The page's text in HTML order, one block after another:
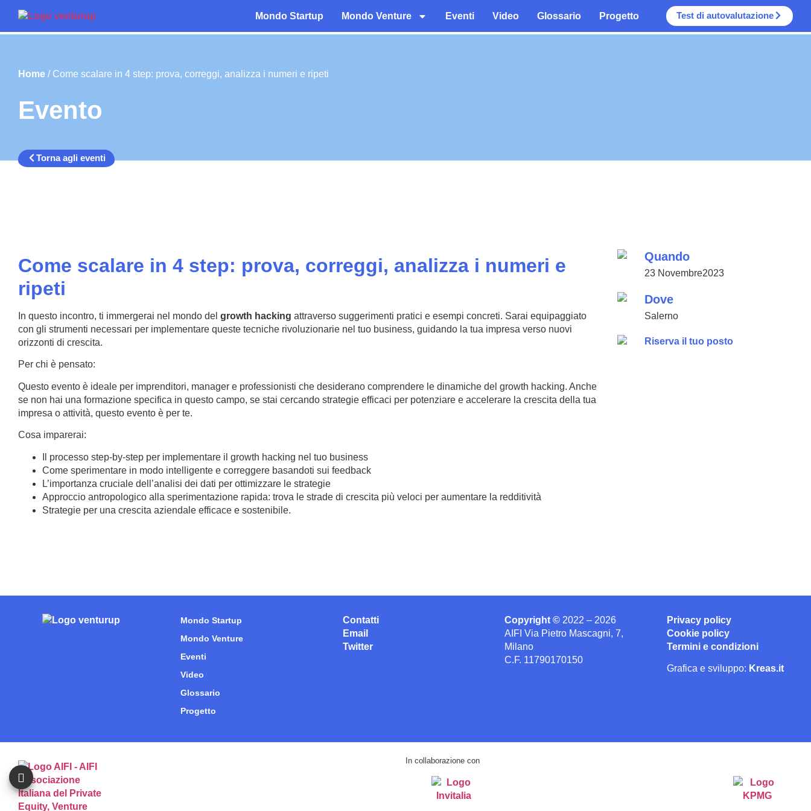
Mondo Startup Mondo Venture Eventi Video Glossario Progetto Test di autovalutazione
Home / Come scalare in 4 step: prova, correggi, analizza i numeri e ripeti
Evento
Torna agli eventi
Come scalare in 4 step: prova, correggi, analizza i numeri e
ripeti
In questo incontro, ti immergerai nel mondo del growth hacking attraverso suggerimenti pratici e esempi concreti. Sarai equipaggiato
con gli strumenti necessari per implementare queste tecniche rivoluzionarie nel tuo business, guidando la tua impresa verso nuovi
orizzonti di crescita.
Per chi è pensato:
Questo evento è ideale per imprenditori, manager e professionisti che desiderano comprendere le dinamiche del growth hacking. Anche
se non hai una formazione specifica in questo campo, se stai cercando strategie efficaci per potenziare e accelerare la crescita della tua
impresa o attività, questo evento è per te.
Cosa imparerai:
Il processo step-by-step per implementare il growth hacking nel tuo business
Come sperimentare in modo intelligente e correggere basandoti sui feedback
L’importanza cruciale dell’analisi dei dati per ottimizzare le strategie
Approccio antropologico alla sperimentazione rapida: trova le strade di crescita più veloci per aumentare la redditività
Strategie per una crescita aziendale efficace e sostenibile.
Quando
23 Novembre2023
Dove
Salerno
Riserva il tuo posto
Mondo Startup
Mondo Venture
Eventi
Video
Glossario
Progetto
Contatti
Email
Twitter
Copyright © 2022 – 2026
AIFI Via Pietro Mascagni, 7,
Milano
C.F. 11790170150
Privacy policy
Cookie policy
Termini e condizioni
Grafica e sviluppo: Kreas.it
In collaborazione con